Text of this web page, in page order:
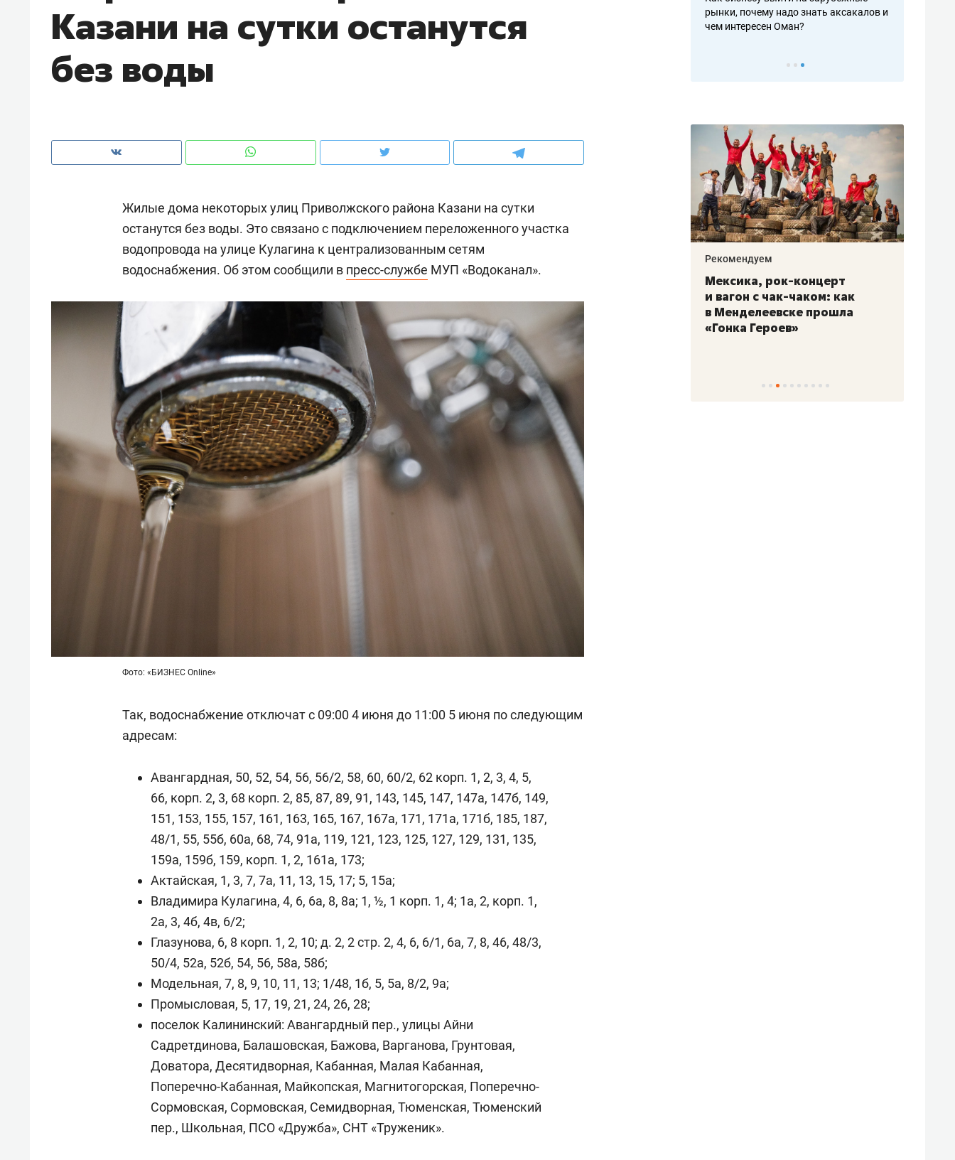
Казани на сутки останутся
без воды
Жилые дома некоторых улиц Приволжского района Казани на сутки
останутся без воды. Это связано с подключением переложенного участка
водопровода на улице Кулагина к централизованным сетям
водоснабжения. Об этом сообщили в пресс-службе МУП «Водоканал».
Фото: «БИЗНЕС Online»
Так, водоснабжение отключат с 09:00 4 июня до 11:00 5 июня по следующим
адресам:
Авангардная, 50, 52, 54, 56, 56/2, 58, 60, 60/2, 62 корп. 1, 2, 3, 4, 5,
66, корп. 2, 3, 68 корп. 2, 85, 87, 89, 91, 143, 145, 147, 147а, 147б, 149,
151, 153, 155, 157, 161, 163, 165, 167, 167а, 171, 171а, 171б, 185, 187,
48/1, 55, 55б, 60а, 68, 74, 91а, 119, 121, 123, 125, 127, 129, 131, 135,
159а, 159б, 159, корп. 1, 2, 161а, 173;
Актайская, 1, 3, 7, 7а, 11, 13, 15, 17; 5, 15а;
Владимира Кулагина, 4, 6, 6а, 8, 8а; 1, ½, 1 корп. 1, 4; 1а, 2, корп. 1,
2а, 3, 4б, 4в, 6/2;
Глазунова, 6, 8 корп. 1, 2, 10; д. 2, 2 стр. 2, 4, 6, 6/1, 6а, 7, 8, 46, 48/3,
50/4, 52а, 52б, 54, 56, 58а, 58б;
Модельная, 7, 8, 9, 10, 11, 13; 1/48, 1б, 5, 5а, 8/2, 9а;
Промысловая, 5, 17, 19, 21, 24, 26, 28;
поселок Калининский: Авангардный пер., улицы Айни
Садретдинова, Балашовская, Бажова, Варганова, Грунтовая,
Доватора, Десятидворная, Кабанная, Малая Кабанная,
Поперечно-Кабанная, Майкопская, Магнитогорская, Поперечно-
Сормовская, Сормовская, Семидворная, Тюменская, Тюменский
пер., Школьная, ПСО «Дружба», СНТ «Труженик».
чем интересен Оман?
клиентах и чудных запросах мастеров
рынки, почему надо знать аксакалов и
чем интересен Оман?
Как ГК «МИР ГРУПП» и ВТБ
комфорта под Казанью
Рекомендуем
150 камер до квартиры и Face
безопасность в ЖК «Нова»
с ментальным и физическим
состоянием как основа
антихрупких команд
Рекомендуем
Мексика, рок-концерт
и вагон с чак-чаком: как
в Менделеевске прошла
«Гонка Героев»